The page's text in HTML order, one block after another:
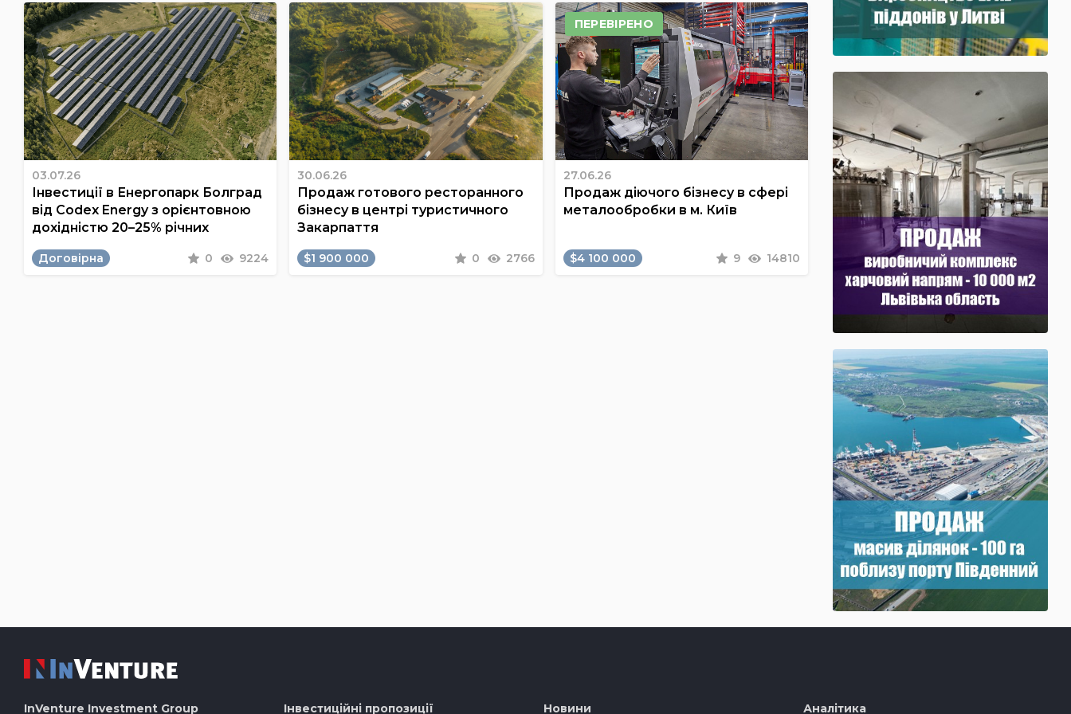
03.07.26
Інвестиції в Енергопарк Болград
від Codex Energy з орієнтовною
дохідністю 20–25% річних
Договірна 0 9224
30.06.26
Продаж готового ресторанного
бізнесу в центрі туристичного
Закарпаття
$1 900 000 0 2766
ПЕРЕВІРЕНО
27.06.26
Продаж діючого бізнесу в сфері
металообробки в м. Київ
$4 100 000 9 14810
InVenture Investment Group Інвестиційні пропозиції Новини Аналітика